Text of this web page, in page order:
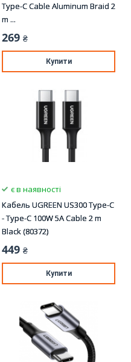
Type-C Cable Aluminum Braid 2
m ...
269 ₴
Купити
є в наявності
Кабель UGREEN US300 Type-C
- Type-C 100W 5A Cable 2 m
Black (80372)
449 ₴
Купити